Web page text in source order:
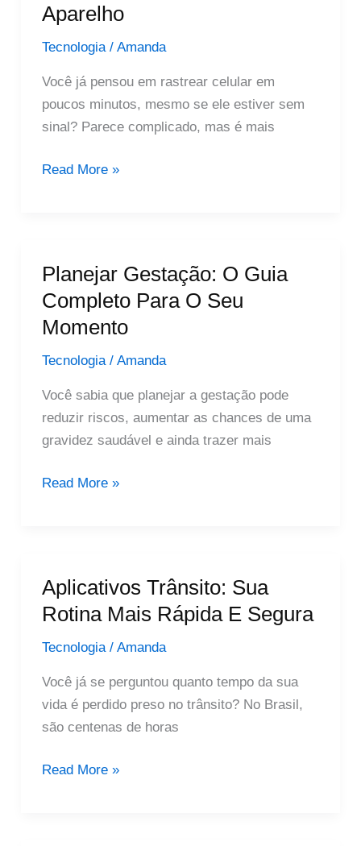
Para
Aparelho
Tecnologia/ Amanda
Você já pensou em rastrear celular em
poucos minutos, mesmo se ele estiver sem
sinal? Parece complicado, mas é mais
Rastrear
Encontrar
Seu
Aparelho
Read More »
Planejar Gestação: O Guia
Completo Para O Seu
Momento
Tecnologia/ Amanda
Você sabia que planejar a gestação pode
reduzir riscos, aumentar as chances de uma
gravidez saudável e ainda trazer mais
Planejar
Para
O
Seu
Read More »
Aplicativos Trânsito: Sua
Rotina Mais Rápida E Segura
Tecnologia/ Amanda
Você já se perguntou quanto tempo da sua
vida é perdido preso no trânsito? No Brasil,
são centenas de horas
Aplicativos
Read More »